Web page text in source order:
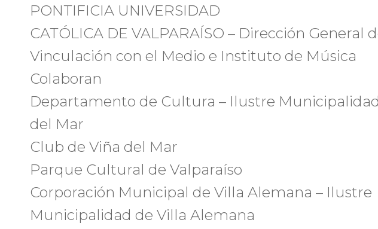
PONTIFICIA UNIVERSIDAD
CATÓLICA DE VALPARAÍSO – Dirección General
Vinculación con el Medio e Instituto de Música
Colaboran
Departamento de Cultura – Ilustre
del Mar
Club de Viña del Mar
Parque Cultural de Valparaíso
Corporación Municipal de Villa Alemana – Ilustre
Municipalidad de Villa Alemana